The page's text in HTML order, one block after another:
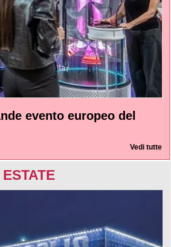
evento europeo del
Vedi tutte